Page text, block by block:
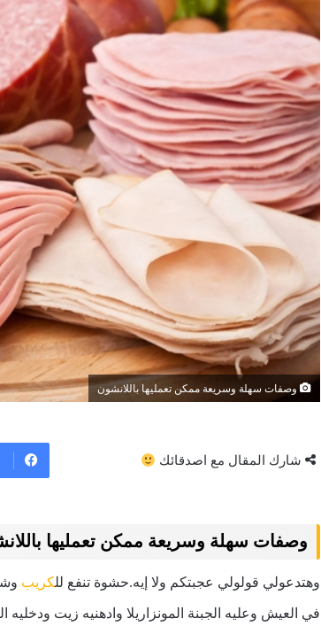
وصفات سهلة وسريعة ممكن تعمليها باللانشون
شارك المقال مع اصدقائك
وصفات سهلة وسريعة ممكن تعمليها
وهتدعولي قولولي عجبتكم ولا إيه.حشوة تنفع للكريب
في العيش وعليه الجبنة المونزاريلا وادهنيه زيت